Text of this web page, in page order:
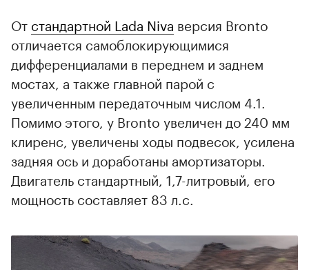
От стандартной Lada Niva версия Bronto
отличается самоблокирующимися
дифференциалами в переднем и заднем
мостах, а также главной парой с
увеличенным передаточным числом 4.1.
Помимо этого, у Bronto увеличен до 240 мм
клиренс, увеличены ходы подвесок, усилена
задняя ось и доработаны амортизаторы.
Двигатель стандартный, 1,7-литровый, его
мощность составляет 83 л.с.